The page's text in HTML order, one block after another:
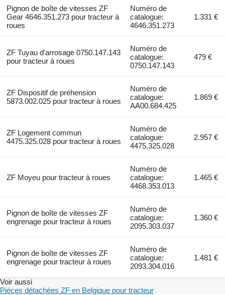
Pignon de boîte de vitesses ZF
Gear 4646.351.273 pour tracteur à
roues
Numéro de
catalogue:
4646.351.273
1.331 €
ZF Tuyau d'arrosage 0750.147.143
pour tracteur à roues
Numéro de
catalogue:
0750.147.143
479 €
ZF Dispositif de préhension
5873.002.025 pour tracteur à roues
Numéro de
catalogue:
AA00.684.425
1.869 €
ZF Logement commun
4475.325.028 pour tracteur à roues
Numéro de
catalogue:
4475.325.028
2.957 €
ZF Moyeu pour tracteur à roues
Numéro de
catalogue:
4468.353.013
1.465 €
Pignon de boîte de vitesses ZF
engrenage pour tracteur à roues
Numéro de
catalogue:
2095.303.037
1.360 €
Pignon de boîte de vitesses ZF
engrenage pour tracteur à roues
Numéro de
catalogue:
2093.304.016
1.481 €
Voir aussi
Pièces détachées ZF en Belgique pour tracteur